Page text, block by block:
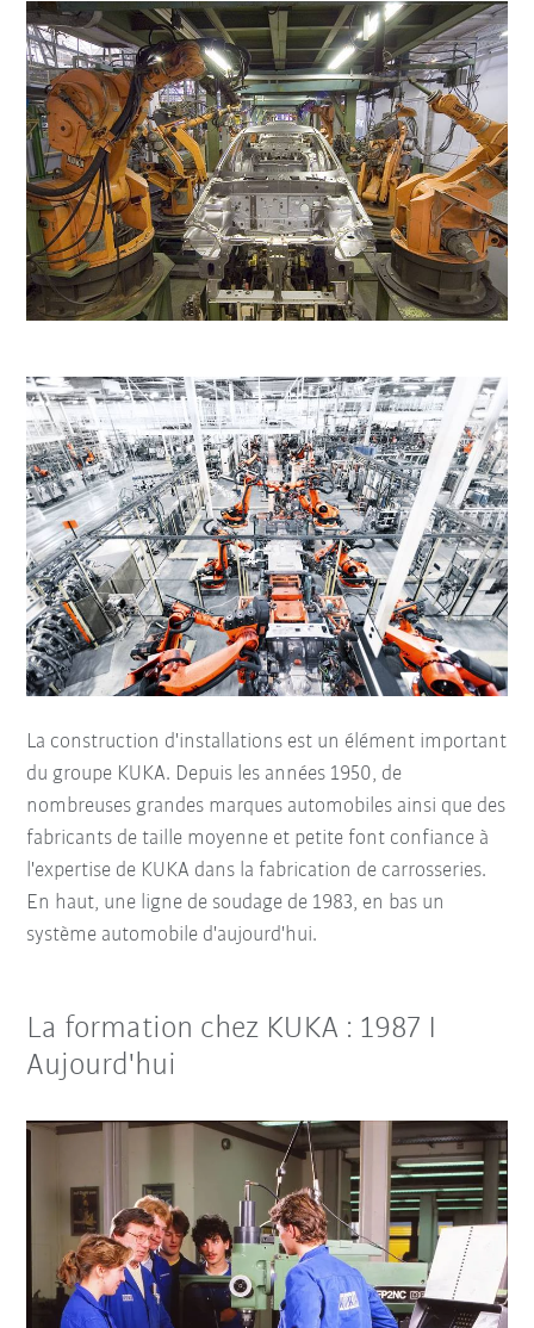
La construction d'installations est un élément important
du groupe KUKA. Depuis les années 1950, de
nombreuses grandes marques automobiles ainsi que des
fabricants de taille moyenne et petite font confiance à
l'expertise de KUKA dans la fabrication de carrosseries.
En haut, une ligne de soudage de 1983, en bas un
système automobile d'aujourd'hui.
La formation chez KUKA : 1987 I
Aujourd'hui